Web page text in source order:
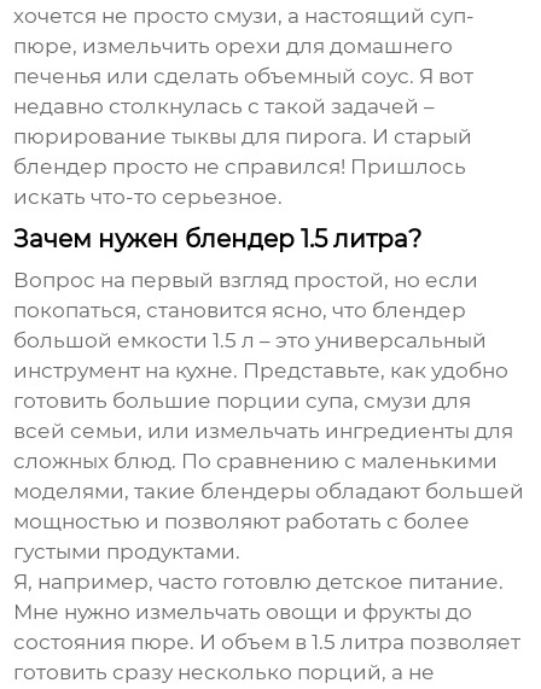
хочется не просто смузи, а настоящий суп-
пюре, измельчить орехи для домашнего
печенья или сделать объемный соус. Я вот
недавно столкнулась с такой задачей –
пюрирование тыквы для пирога. И старый
блендер просто не справился! Пришлось
искать что-то серьезное.
Зачем нужен блендер 1.5 литра?
Вопрос на первый взгляд простой, но если
покопаться, становится ясно, что блендер
большой емкости 1.5 л – это универсальный
инструмент на кухне. Представьте, как удобно
готовить большие порции супа, смузи для
всей семьи, или измельчать ингредиенты для
сложных блюд. По сравнению с маленькими
моделями, такие блендеры обладают большей
мощностью и позволяют работать с более
густыми продуктами.
Я, например, часто готовлю детское питание.
Мне нужно измельчать овощи и фрукты до
состояния пюре. И объем в 1.5 литра позволяет
готовить сразу несколько порций, а не